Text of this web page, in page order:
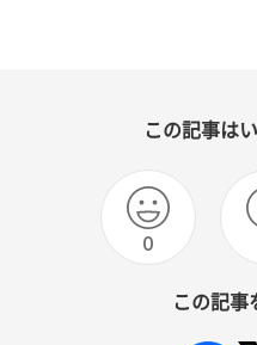
この記事は
0
この記事